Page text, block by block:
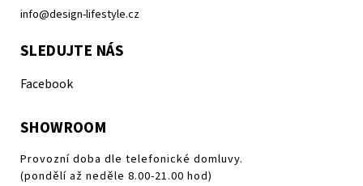
info@design-lifestyle.cz
SLEDUJTE NÁS
Facebook
SHOWROOM
Provozní doba dle telefonické domluvy.
(pondělí až neděle 8.00-21.00 hod)